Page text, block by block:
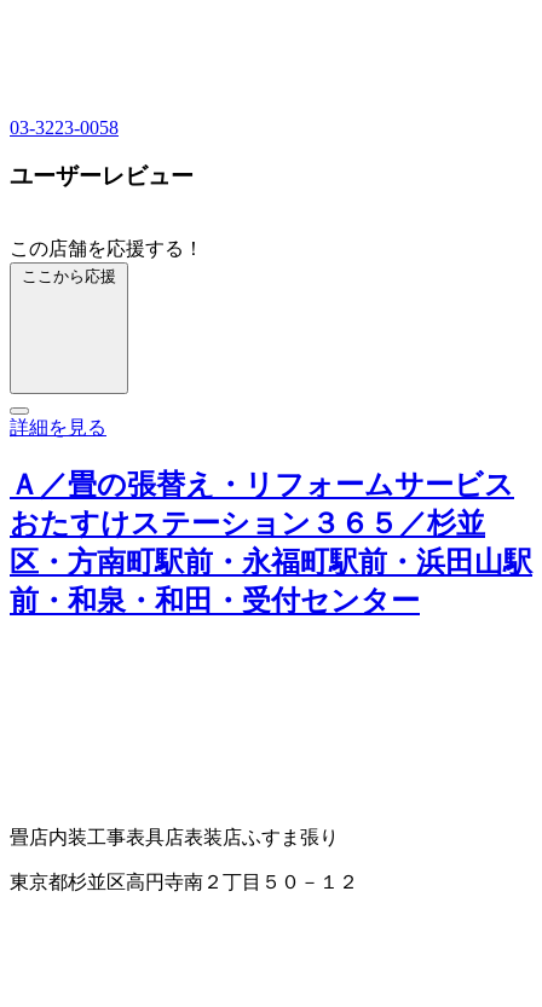
03-3223-0058
ユーザーレビュー
この店舗を応援する！
ここから応援
詳細を見る
Ａ／畳の張替え・リフォームサービス
おたすけステーション３６５／杉並
区・方南町駅前・永福町駅前・浜田山駅
前・和泉・和田・受付センター
畳店内装工事表具店表装店ふすま張り
東京都杉並区高円寺南２丁目５０－１２